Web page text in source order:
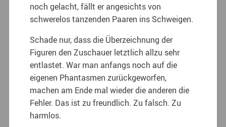
noch gelacht, fällt er angesichts von
schwerelos tanzenden Paaren ins Schweigen.
Schade nur, dass die Überzeichnung der
Figuren den Zuschauer letztlich allzu sehr
entlastet. War man anfangs noch auf die
eigenen Phantasmen zurückgeworfen,
machen am Ende mal wieder die anderen die
Fehler. Das ist zu freundlich. Zu falsch. Zu
harmlos.